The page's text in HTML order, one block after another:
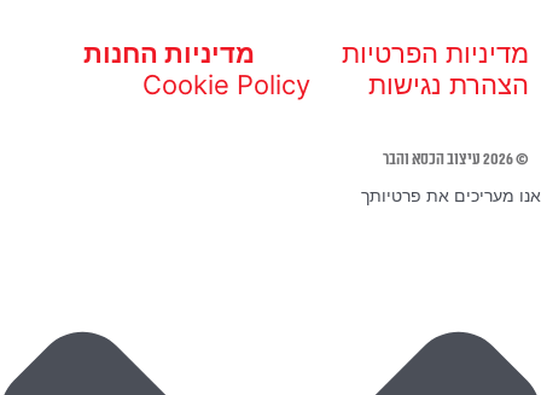
מדיניות הפרטיות
מדיניות החנות
הצהרת נגישות
Cookie Policy
© 2026 עיצוב הכסא והבר
אנו מעריכים את פרטיותך